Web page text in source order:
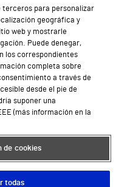
Vithas
Médica
al Cliente
salud en el trabajo
terceros para personalizar
geográfica y
web y mostrarle
Puede denegar,
los correspondientes
completa sobre
a través de
desde el pie de
suponer una
(más información en la
de cookies
todas